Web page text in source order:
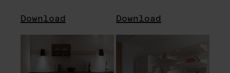
Download Download